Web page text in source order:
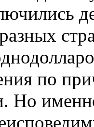
по
Но